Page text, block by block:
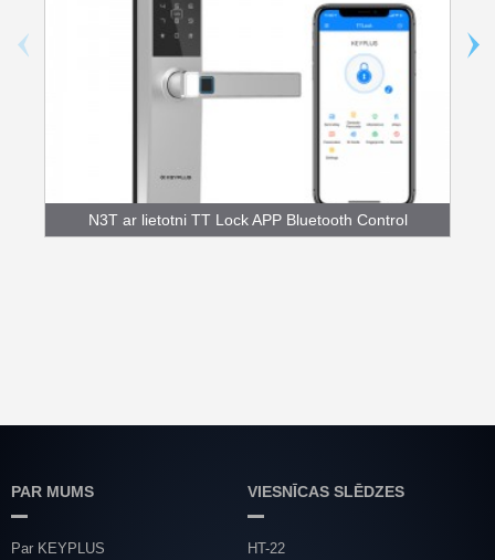
N3T ar lietotni TT Lock APP Bluetooth Control
PAR MUMS
Par KEYPLUS
VIESNĪCAS SLĒDZES
HT-22